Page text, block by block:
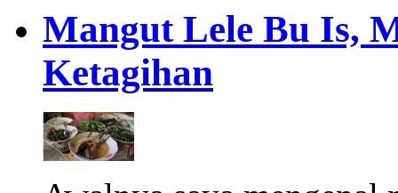
Mangut Lele Bu Is,
Ketagihan